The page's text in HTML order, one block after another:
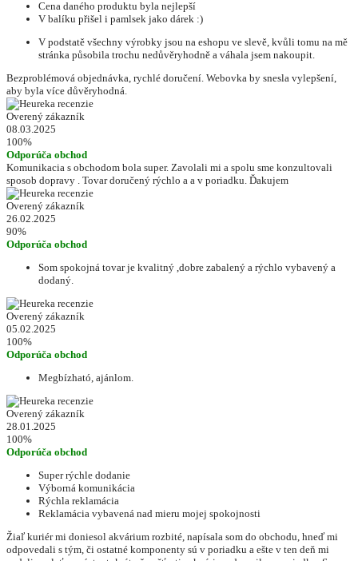
Cena daného produktu byla nejlepší
V balíku přišel i pamlsek jako dárek :)
V podstatě všechny výrobky jsou na eshopu ve slevě, kvůli tomu na mě
stránka působila trochu nedůvěryhodně a váhala jsem nakoupit.
Bezproblémová objednávka, rychlé doručení. Webovka by snesla vylepšení,
aby byla více důvěryhodná.
Overený zákazník
08.03.2025
100%
Odporúča obchod
Komunikacia s obchodom bola super. Zavolali mi a spolu sme konzultovali
sposob dopravy . Tovar doručený rýchlo a a v poriadku. Ďakujem
Overený zákazník
26.02.2025
90%
Odporúča obchod
Som spokojná tovar je kvalitný ,dobre zabalený a rýchlo vybavený a
dodaný.
Overený zákazník
05.02.2025
100%
Odporúča obchod
Megbízható, ajánlom.
Overený zákazník
28.01.2025
100%
Odporúča obchod
Super rýchle dodanie
Výborná komunikácia
Rýchla reklamácia
Reklamácia vybavená nad mieru mojej spokojnosti
Žiaľ kuriér mi doniesol akvárium rozbité, napísala som do obchodu, hneď mi
odpovedali s tým, či ostatné komponenty sú v poriadku a ešte v ten deň mi